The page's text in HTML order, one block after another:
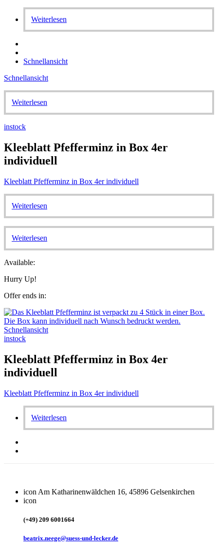
Weiterlesen
Schnellansicht
Schnellansicht
Weiterlesen
instock
Kleeblatt Pfefferminz in Box 4er
individuell
Kleeblatt Pfefferminz in Box 4er individuell
Weiterlesen
Weiterlesen
Available:
Hurry Up!
Offer ends in:
Schnellansicht
instock
Kleeblatt Pfefferminz in Box 4er
individuell
Kleeblatt Pfefferminz in Box 4er individuell
Weiterlesen
icon Am Katharinenwäldchen 16, 45896 Gelsenkirchen
icon
(+49) 209 6001664
beatrix.neege@suess-und-lecker.de